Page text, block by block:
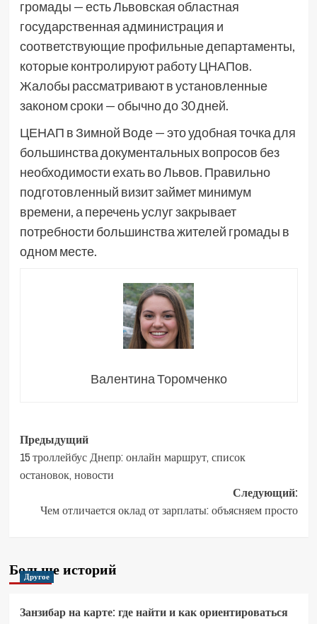
громады — есть Львовская областная
государственная администрация и
соответствующие профильные департаменты,
которые контролируют работу ЦНАПов.
Жалобы рассматривают в установленные
законом сроки — обычно до 30 дней.
ЦЕНАП в Зимной Воде — это удобная точка для
большинства документальных вопросов без
необходимости ехать во Львов. Правильно
подготовленный визит займет минимум
времени, а перечень услуг закрывает
потребности большинства жителей громады в
одном месте.
Валентина Торомченко
Навигация
записи
Предыдущий
15 троллейбус Днепр: онлайн маршрут, список
остановок, новости
Следующий:
Чем отличается оклад от зарплаты: объясняем просто
Больше историй
Другое
Занзибар на карте: где найти и как ориентироваться